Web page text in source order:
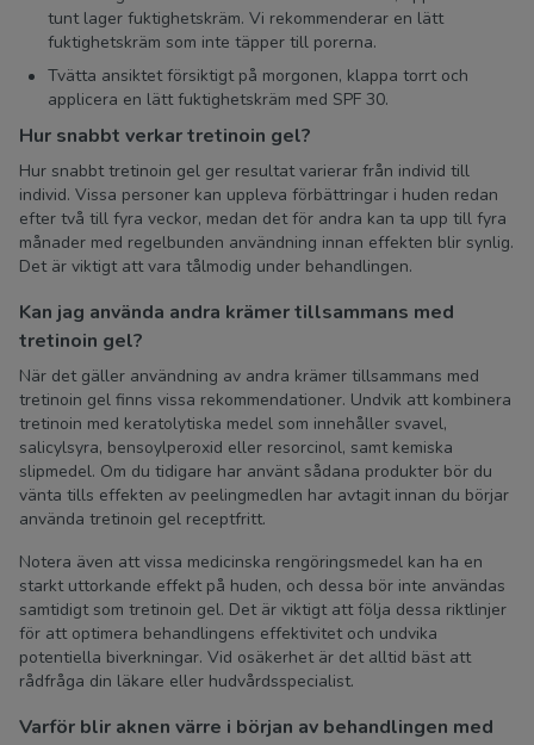
tunt lager fuktighetskräm. Vi rekommenderar en lätt
fuktighetskräm som inte täpper till porerna.
Tvätta ansiktet försiktigt på morgonen, klappa torrt och
applicera en lätt fuktighetskräm med SPF 30.
Hur snabbt verkar tretinoin gel?
Hur snabbt tretinoin gel ger resultat varierar från individ till
individ. Vissa personer kan uppleva förbättringar i huden redan
efter två till fyra veckor, medan det för andra kan ta upp till fyra
månader med regelbunden användning innan effekten blir synlig.
Det är viktigt att vara tålmodig under behandlingen.
Kan jag använda andra krämer tillsammans med
tretinoin gel?
När det gäller användning av andra krämer tillsammans med
tretinoin gel finns vissa rekommendationer. Undvik att kombinera
tretinoin med keratolytiska medel som innehåller svavel,
salicylsyra, bensoylperoxid eller resorcinol, samt kemiska
slipmedel. Om du tidigare har använt sådana produkter bör du
vänta tills effekten av peelingmedlen har avtagit innan du börjar
använda tretinoin gel receptfritt.
Notera även att vissa medicinska rengöringsmedel kan ha en
starkt uttorkande effekt på huden, och dessa bör inte användas
samtidigt som tretinoin gel. Det är viktigt att följa dessa riktlinjer
för att optimera behandlingens effektivitet och undvika
potentiella biverkningar. Vid osäkerhet är det alltid bäst att
rådfråga din läkare eller hudvårdsspecialist.
Varför blir aknen värre i början av behandlingen med